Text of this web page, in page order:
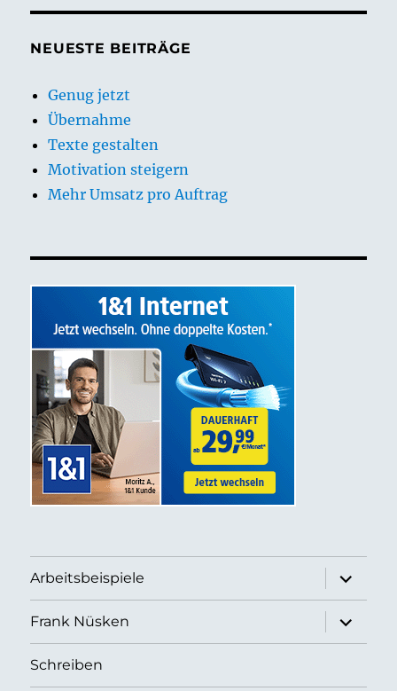
NEUESTE BEITRÄGE
Genug jetzt
Übernahme
Texte gestalten
Motivation steigern
Mehr Umsatz pro Auftrag
Arbeitsbeispiele
anzeigen
Frank Nüsken
anzeigen
Schreiben